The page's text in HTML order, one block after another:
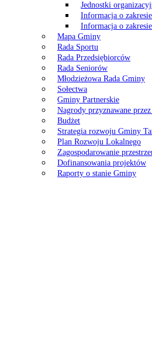
Jednostki
Informacja o
Informacja o
Mapa Gminy
Rada Sportu
Rada Przedsiębiorców
Rada Seniorów
Młodzieżowa Rada Gminy
Sołectwa
Gminy Partnerskie
Nagrody przyznawane
Budżet
Strategia rozwoju Gminy
Plan Rozwoju Lokalnego
Zagospodarowanie
Dofinansowania projektów
Raporty o stanie Gminy